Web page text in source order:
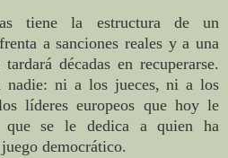
tiene la estructura de un
a sanciones reales y a una
décadas en recuperarse.
nadie: ni a los jueces, ni a los
líderes europeos que hoy le
se le dedica a quien ha
democrático.